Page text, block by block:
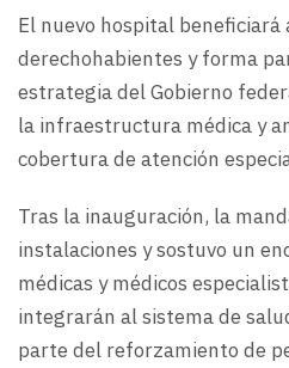
El nuevo hospital beneficiará
derechohabientes y forma
estrategia del Gobierno
la infraestructura médica y
cobertura de atención
Tras la inauguración, la
instalaciones y sostuvo un
médicas y médicos
integrarán al sistema de
parte del reforzamiento de